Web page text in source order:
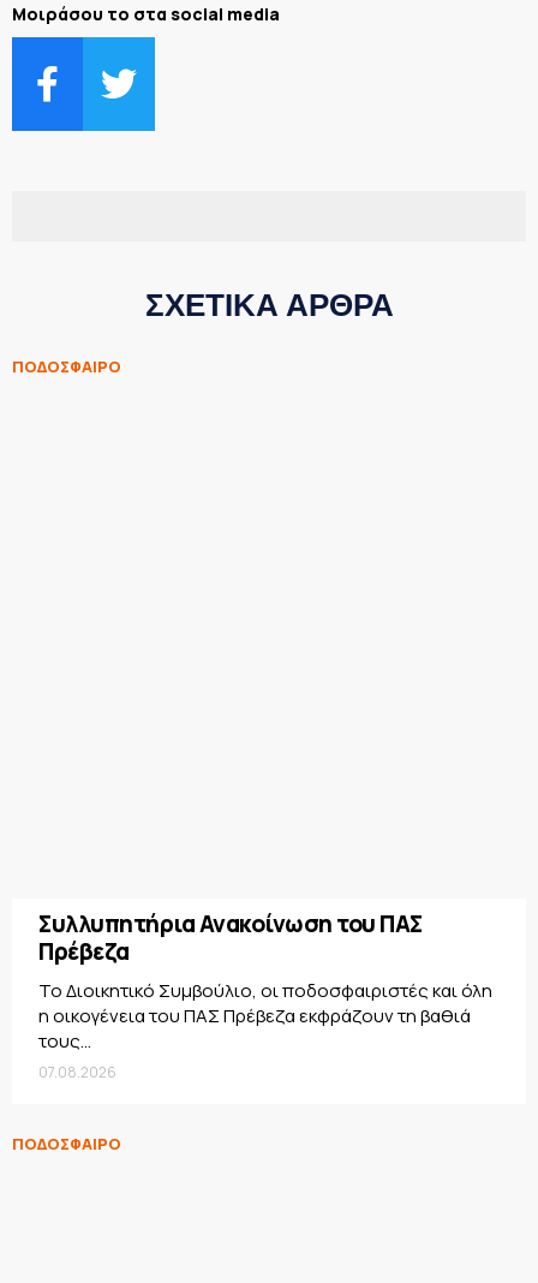
Μοιράσου το στα social media
ΣΧΕΤΙΚΑ ΑΡΘΡΑ
ΠΟΔΟΣΦΑΙΡΟ
Συλλυπητήρια Ανακοίνωση του ΠΑΣ
Πρέβεζα
Το Διοικητικό Συμβούλιο, οι ποδοσφαιριστές και όλη
η οικογένεια του ΠΑΣ Πρέβεζα εκφράζουν τη βαθιά
τους...
07.08.2026
ΠΟΔΟΣΦΑΙΡΟ